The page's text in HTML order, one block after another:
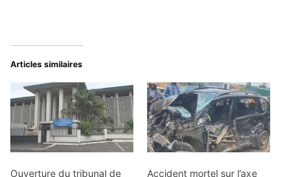
Articles similaires
Ouverture du tribunal de
Accident mortel sur l’axe